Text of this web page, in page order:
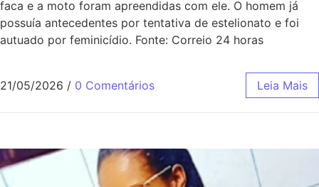
faca e a moto foram apreendidas com ele. O homem já
possuía antecedentes por tentativa de estelionato e foi
autuado por feminicídio. Fonte: Correio 24 horas
21/05/2026 / 0 Comentários Leia Mais